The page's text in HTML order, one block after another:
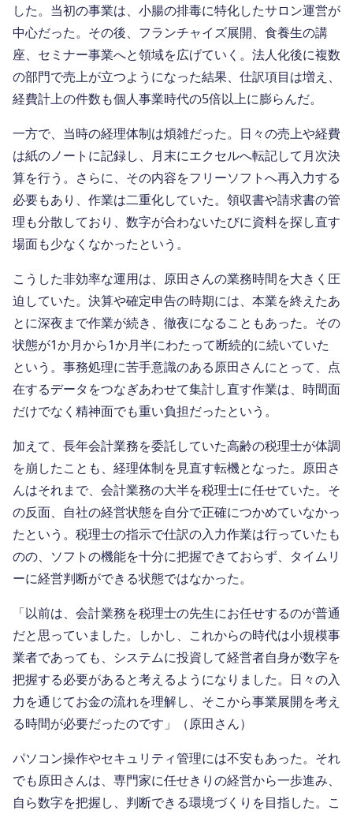
した。当初の事業は、小腸の排毒に特化したサロン運営が
中心だった。その後、フランチャイズ展開、食養生の講
座、セミナー事業へと領域を広げていく。法人化後に複数
の部門で売上が立つようになった結果、仕訳項目は増え、
経費計上の件数も個人事業時代の5倍以上に膨らんだ。
一方で、当時の経理体制は煩雑だった。日々の売上や経費
は紙のノートに記録し、月末にエクセルへ転記して月次決
算を行う。さらに、その内容をフリーソフトへ再入力する
必要もあり、作業は二重化していた。領収書や請求書の管
理も分散しており、数字が合わないたびに資料を探し直す
場面も少なくなかったという。
こうした非効率な運用は、原田さんの業務時間を大きく圧
迫していた。決算や確定申告の時期には、本業を終えたあ
とに深夜まで作業が続き、徹夜になることもあった。その
状態が1か月から1か月半にわたって断続的に続いていた
という。事務処理に苦手意識のある原田さんにとって、点
在するデータをつなぎあわせて集計し直す作業は、時間面
だけでなく精神面でも重い負担だったという。
加えて、長年会計業務を委託していた高齢の税理士が体調
を崩したことも、経理体制を見直す転機となった。原田さ
んはそれまで、会計業務の大半を税理士に任せていた。そ
の反面、自社の経営状態を自分で正確につかめていなかっ
たという。税理士の指示で仕訳の入力作業は行っていたも
のの、ソフトの機能を十分に把握できておらず、タイムリ
ーに経営判断ができる状態ではなかった。
「以前は、会計業務を税理士の先生にお任せするのが普通
だと思っていました。しかし、これからの時代は小規模事
業者であっても、システムに投資して経営者自身が数字を
把握する必要があると考えるようになりました。日々の入
力を通じてお金の流れを理解し、そこから事業展開を考え
る時間が必要だったのです」（原田さん）
パソコン操作やセキュリティ管理には不安もあった。それ
でも原田さんは、専門家に任せきりの経営から一歩進み、
自ら数字を把握し、判断できる環境づくりを目指した。こ